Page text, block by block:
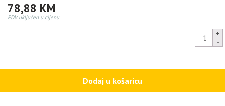
78,88 KM
PDV uključen u cijenu
Forever
Aloe
Dodaj u košaricu